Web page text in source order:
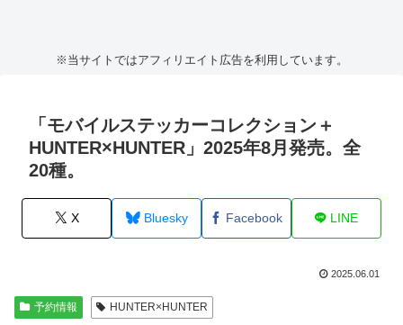
※当サイトではアフィリエイト広告を利用しています。
「モバイルステッカーコレクション＋
HUNTER×HUNTER」2025年8月発売。全
20種。
X Bluesky Facebook LINE
2025.06.01
予約情報 HUNTER×HUNTER